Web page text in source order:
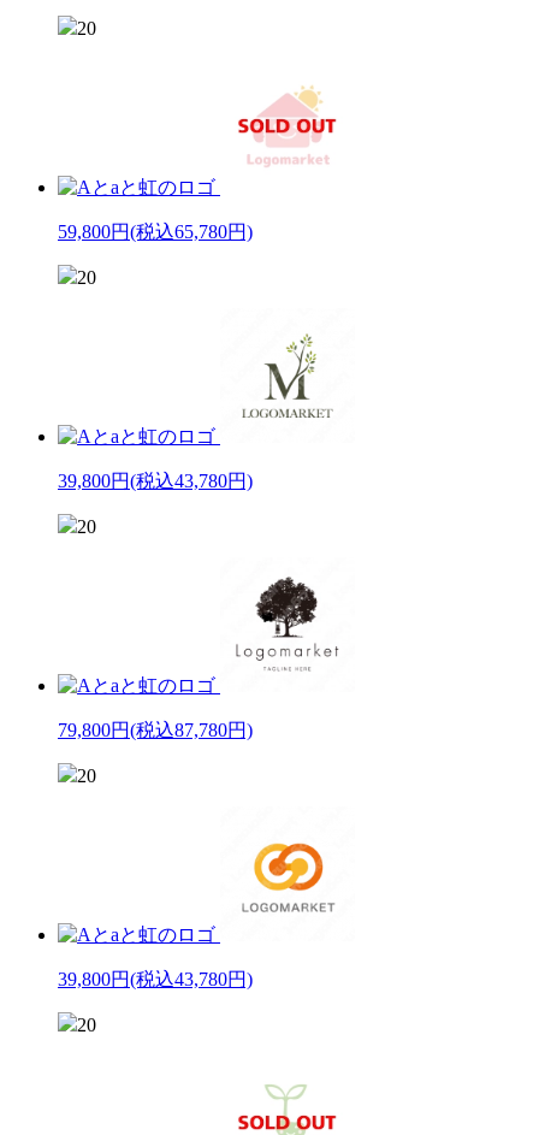
20
59,800円(税込65,780円)
20
39,800円(税込43,780円)
20
79,800円(税込87,780円)
20
39,800円(税込43,780円)
20